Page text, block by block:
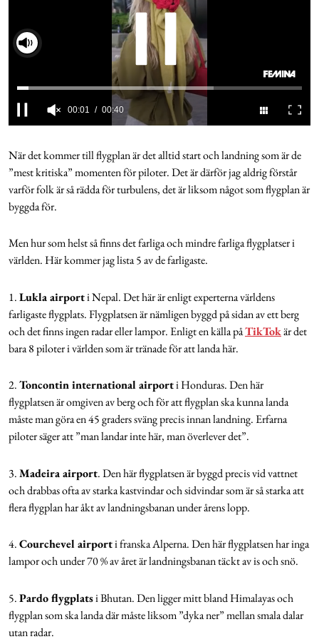
Cookies
Integritetspolicy
Alla Ämnen
of
seconds
00:01 00:40
När det kommer till flygplan är det alltid start och landning som är de
”mest kritiska” momenten för piloter. Det är därför jag aldrig förstår
varför folk är så rädda för turbulens, det är liksom något som flygplan är
byggda för.
Men hur som helst så finns det farliga och mindre farliga flygplatser i
världen. Här kommer jag lista 5 av de farligaste.
1.Lukla airporti Nepal. Det här är enligt experterna världens
farligaste flygplats. Flygplatsen är nämligen byggd på sidan av ett berg
och det finns ingen radar eller lampor. Enligt en källa påTikTokär det
bara 8 piloter i världen som är tränade för att landa här.
2.Toncontin international airporti Honduras. Den här
flygplatsen är omgiven av berg och för att flygplan ska kunna landa
måste man göra en 45 graders sväng precis innan landning. Erfarna
piloter säger att ”man landar inte här, man överlever det”.
3.Madeira airport. Den här flygplatsen är byggd precis vid vattnet
och drabbas ofta av starka kastvindar och sidvindar som är så starka att
flera flygplan har åkt av landningsbanan under årens lopp.
4.Courchevel airporti franska Alperna. Den här flygplatsen har inga
lampor och under 70 % av året är landningsbanan täckt av is och snö.
5.Pardo flygplatsi Bhutan. Den ligger mitt bland Himalayas och
flygplan som ska landa där måste liksom ”dyka ner” mellan smala dalar
utan radar.